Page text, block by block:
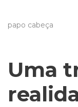
papo cabeça
Uma